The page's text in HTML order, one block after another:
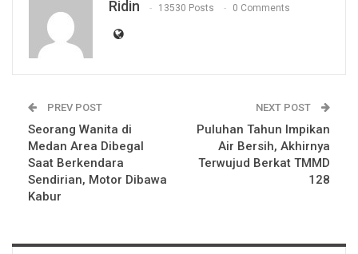
Ridin 13530 Posts 0 Comments
PREV POST
Seorang Wanita di
Medan Area Dibegal
Saat Berkendara
Sendirian, Motor Dibawa
Kabur
NEXT POST
Puluhan Tahun Impikan
Air Bersih, Akhirnya
Terwujud Berkat TMMD
128